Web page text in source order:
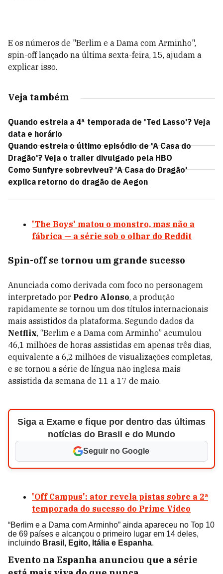
E os números de "Berlim e a Dama com Arminho",
spin-off lançado na última sexta-feira, 15, ajudam a
explicar isso.
Veja também
Quando estreia a 4ª temporada de 'Ted Lasso'? Veja
data e horário
Quando estreia o último episódio de 'A Casa do
Dragão'? Veja o trailer divulgado pela HBO
Como Sunfyre sobreviveu? 'A Casa do Dragão'
explica retorno do dragão de Aegon
'The Boys' matou o monstro, mas não a
fábrica — a série sob o olhar do Reddit
Spin-off se tornou um grande sucesso
Anunciada como derivada com foco no personagem
interpretado por Pedro Alonso, a produção
rapidamente se tornou um dos títulos internacionais
mais assistidos da plataforma. Segundo dados da
Netflix, “Berlim e a Dama com Arminho” acumulou
46,1 milhões de horas assistidas em apenas três dias,
equivalente a 6,2 milhões de visualizações completas,
e se tornou a série de língua não inglesa mais
assistida da semana de 11 a 17 de maio.
Siga a Exame e fique por dentro das últimas
notícias do Brasil e do Mundo
Seguir no Google
'Off Campus': ator revela pistas sobre a 2ª
temporada do sucesso do Prime Video
“Berlim e a Dama com Arminho” ainda apareceu no Top 10
de 69 países e alcançou o primeiro lugar em 14 deles,
incluindo Brasil, Egito, Itália e Espanha.
Evento na Espanha anunciou que a série